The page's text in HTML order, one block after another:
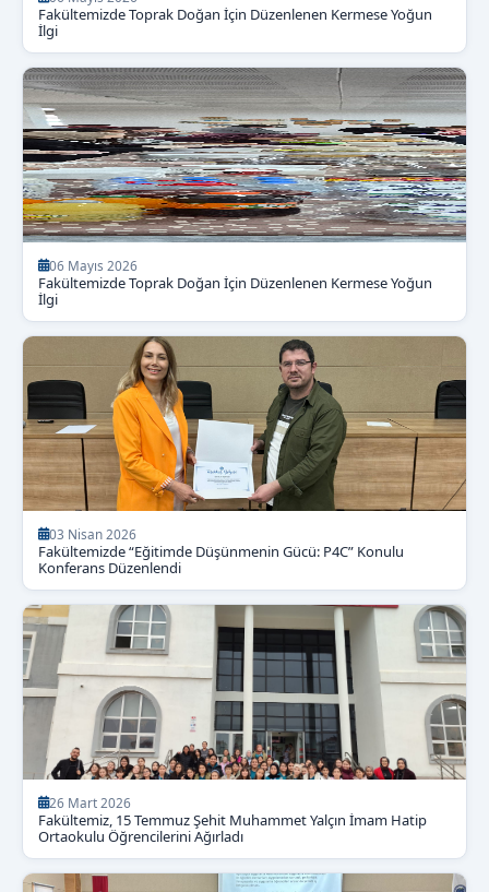
Fakültemizde Toprak Doğan İçin Düzenlenen Kermese Yoğun
İlgi
06 Mayıs 2026
Fakültemizde Toprak Doğan İçin Düzenlenen Kermese Yoğun
İlgi
03 Nisan 2026
Fakültemizde “Eğitimde Düşünmenin Gücü: P4C” Konulu
Konferans Düzenlendi
26 Mart 2026
Fakültemiz, 15 Temmuz Şehit Muhammet Yalçın İmam Hatip
Ortaokulu Öğrencilerini Ağırladı